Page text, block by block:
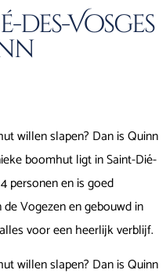
des-Vosges
willen slapen? Dan is Quinn
boomhut ligt in Saint-Dié-
personen en is goed
Vogezen en gebouwd in
voor een heerlijk verblijf.
willen slapen? Dan is Quinn